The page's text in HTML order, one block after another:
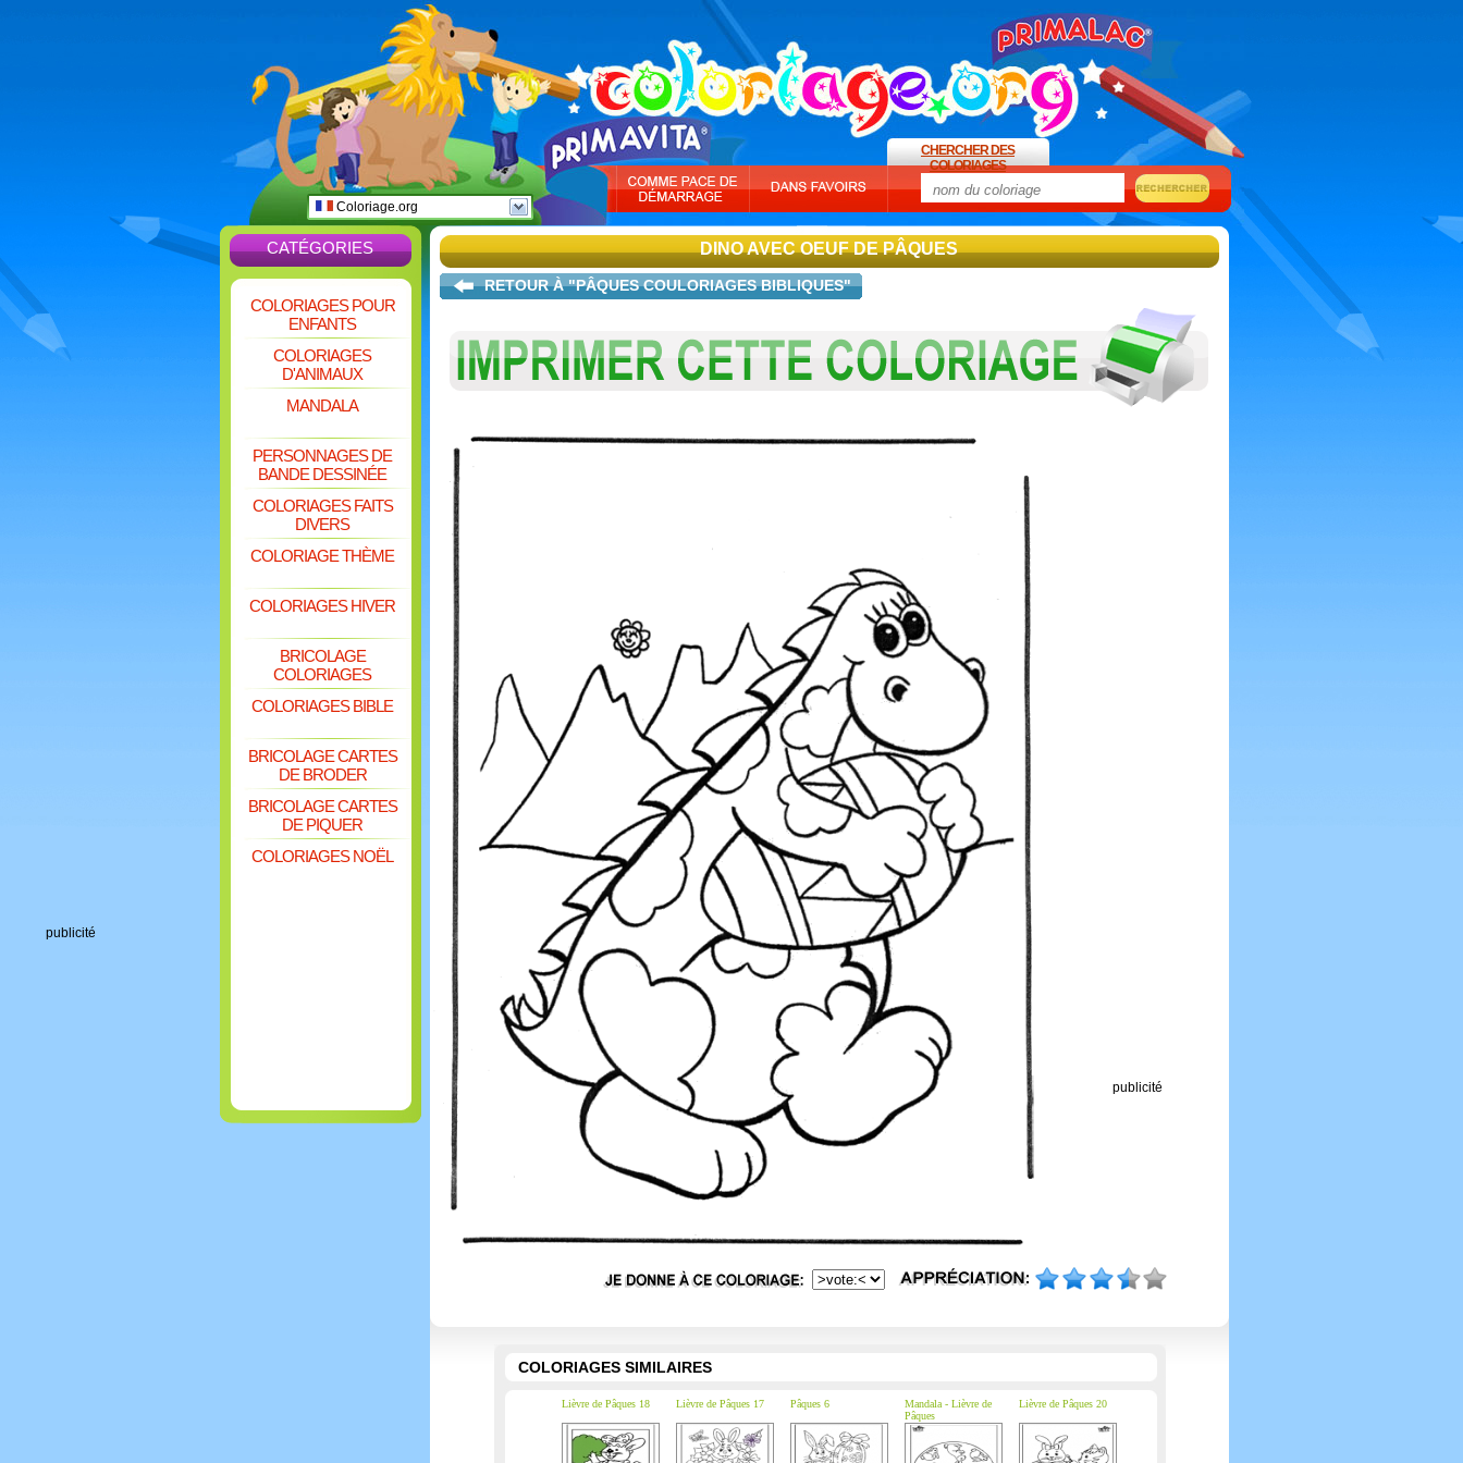
publicité
Coloriage.org
CHERCHER DES
COLORIAGES
CATÉGORIES
COLORIAGES POUR
ENFANTS
COLORIAGES
D'ANIMAUX
MANDALA
PERSONNAGES DE
BANDE DESSINÉE
COLORIAGES FAITS
DIVERS
COLORIAGE THÈME
COLORIAGES HIVER
BRICOLAGE
COLORIAGES
COLORIAGES BIBLE
BRICOLAGE CARTES
DE BRODER
BRICOLAGE CARTES
DE PIQUER
COLORIAGES NOËL
DINO AVEC OEUF DE PÂQUES
RETOUR À "PÂQUES COULORIAGES BIBLIQUES"
publicité
COLORIAGES SIMILAIRES
Lièvre de Pâques 18 Lièvre de Pâques 17 Pâques 6
Mandala - Lièvre de
Pâques
Lièvre de Pâques 20